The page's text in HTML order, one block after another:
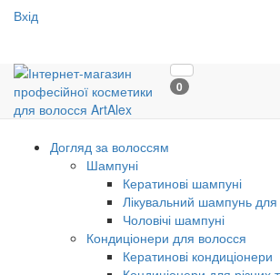
Вхід
0
Догляд за волоссям
Шампуні
Кератинові шампуні
Лікувальний шампунь для
Чоловічі шампуні
Кондиціонери для волосся
Кератинові кондиціонери